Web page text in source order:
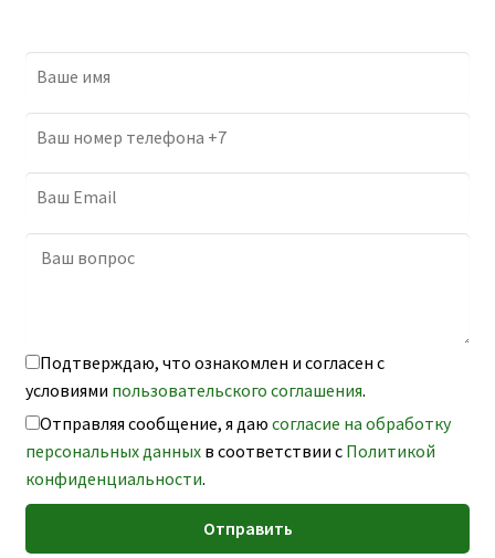
Подтверждаю, что ознакомлен и согласен с
условиями пользовательского соглашения.
Отправляя сообщение, я даю согласие на обработку
персональных данныхв соответствии с Политикой
конфиденциальности.